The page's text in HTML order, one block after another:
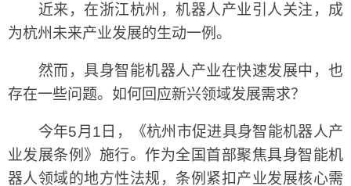
近来，在浙江杭州，机器人产业引人关注，成
为杭州未来产业发展的生动一例。
然而，具身智能机器人产业在快速发展中，也
存在一些问题。如何回应新兴领域发展需求？
今年5月1日，《杭州市促进具身智能机器人产
业发展条例》施行。作为全国首部聚焦具身智能机
器人领域的地方性法规，条例紧扣产业发展核心需